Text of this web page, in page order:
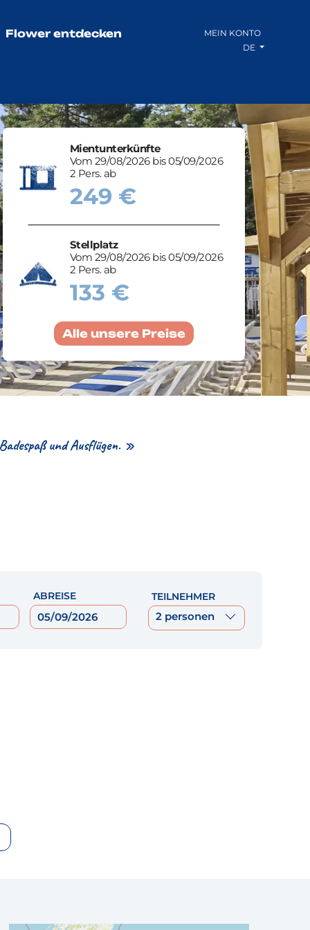
Flower entdecken
MEIN KONTO
DE
Mientunterkünfte
Vom 29/08/2026 bis 05/09/2026
2 Pers. ab
249 €
Stellplatz
Vom 29/08/2026 bis 05/09/2026
2 Pers. ab
133 €
Alle unsere Preise
und Ausflügen. »
ABREISE TEILNEHMER
2 personen